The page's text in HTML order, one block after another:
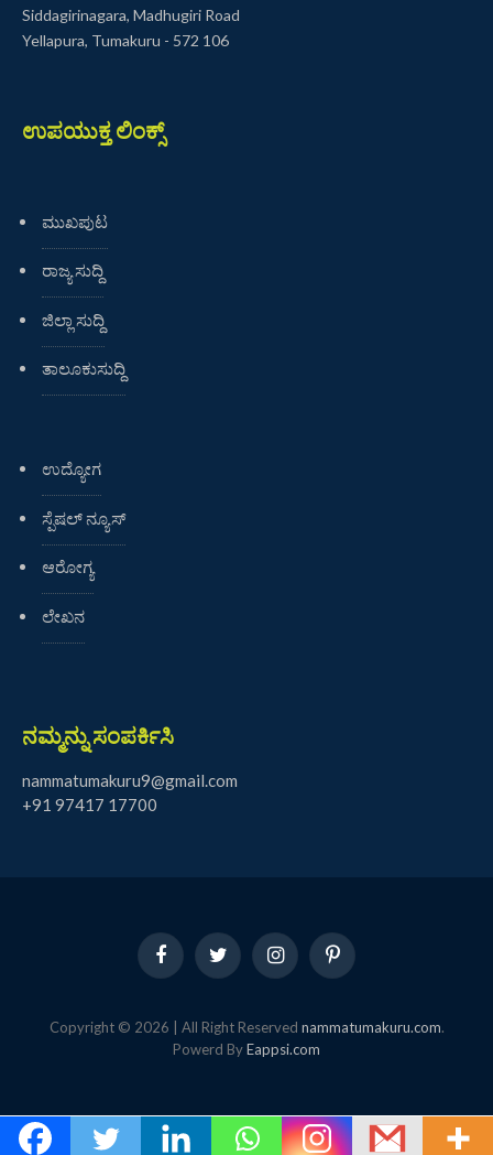
Siddagirinagara, Madhugiri Road
Yellapura, Tumakuru - 572 106
ಉಪಯುಕ್ತ ಲಿಂಕ್ಸ್
ಮುಖಪುಟ
ರಾಜ್ಯ ಸುದ್ದಿ
ಜಿಲ್ಲಾ ಸುದ್ದಿ
ತಾಲೂಕುಸುದ್ದಿ
ಉದ್ಯೋಗ
ಸ್ಪೆಷಲ್ ನ್ಯೂಸ್
ಆರೋಗ್ಯ
ಲೇಖನ
ನಮ್ಮನ್ನು ಸಂಪರ್ಕಿಸಿ
nammatumakuru9@gmail.com
+91 97417 17700
FacebookTwitter InstagramPinterest
Copyright © 2026 | All Right Reserved nammatumakuru.com.
Powerd ByEappsi.com